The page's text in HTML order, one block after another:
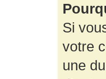
Si
votre
une